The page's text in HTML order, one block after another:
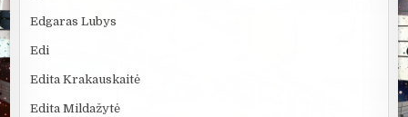
Edgaras Lubys
Edi
Edita Krakauskaitė
Edita Mildažytė